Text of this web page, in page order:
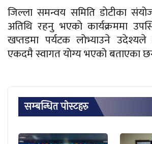
जिल्ला समन्वय समिति डाेटीका
अतिथि रहनु भएकाे कार्यक्रममा
खप्तडमा पर्यटक लाेभ्याउने उदेश्यले
एकदमै स्वागत याेग्य भएको बताएका
सम्बन्धित पाेस्टहरु